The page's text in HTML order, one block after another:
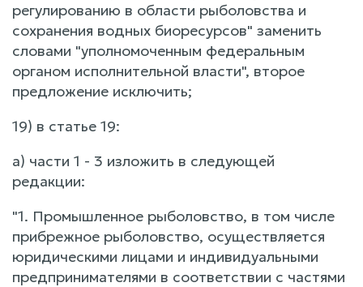
регулированию в области рыболовства и
сохранения водных биоресурсов" заменить
словами "уполномоченным федеральным
органом исполнительной власти", второе
предложение исключить;
19) в статье 19:
а) части 1 - 3 изложить в следующей
редакции:
"1. Промышленное рыболовство, в том числе
прибрежное рыболовство, осуществляется
юридическими лицами и индивидуальными
предпринимателями в соответствии с частями